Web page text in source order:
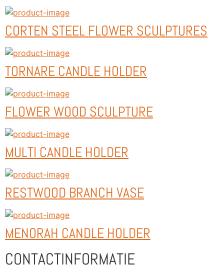
CORTEN STEEL FLOWER SCULPTURES
TORNARE CANDLE HOLDER
FLOWER WOOD SCULPTURE
MULTI CANDLE HOLDER
RESTWOOD BRANCH VASE
MENORAH CANDLE HOLDER
CONTACTINFORMATIE